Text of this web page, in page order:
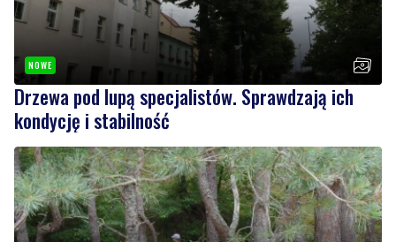
NOWE
Drzewa pod lupą specjalistów. Sprawdzają ich
kondycję i stabilność